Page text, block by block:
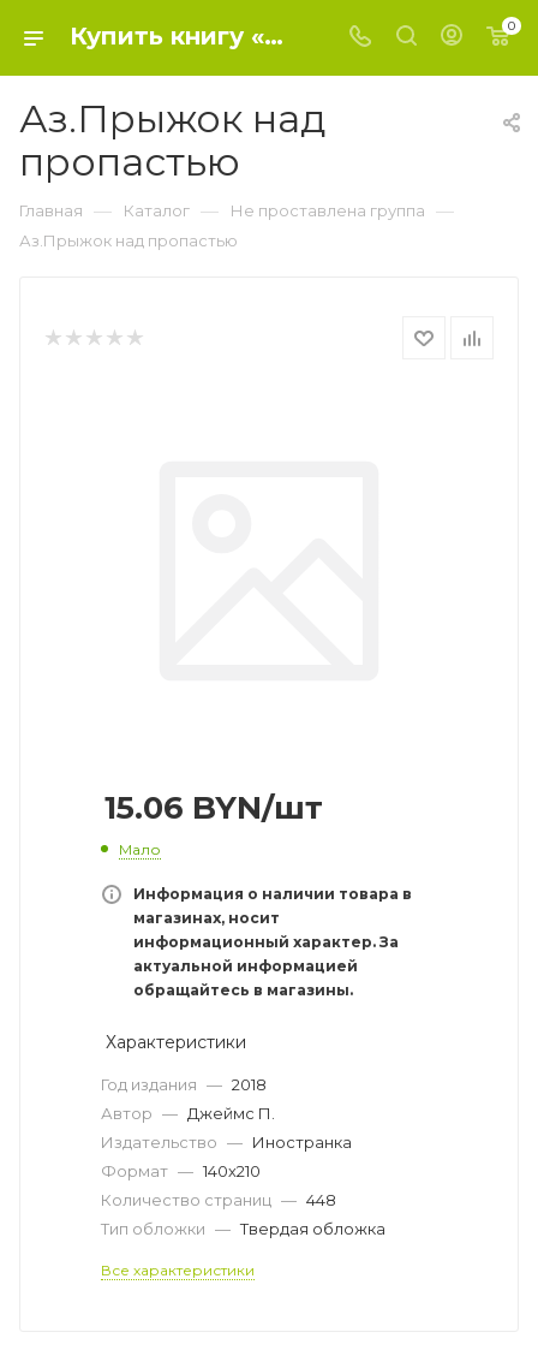
Купить книгу «Аз.Прыжок над пропастью» 2018, Джеймс П. - Не проставлена группа 0
Аз.Прыжок над
пропастью
Главная — Каталог — Не проставлена группа —
Аз.Прыжок над пропастью
15.06 BYN/шт
Мало
Информация о наличии товара в
магазинах, носит
информационный характер. За
актуальной информацией
обращайтесь в магазины.
Характеристики
Год издания — 2018
Автор — Джеймс П.
Издательство — Иностранка
Формат — 140х210
Количество страниц — 448
Тип обложки — Твердая обложка
Все характеристики